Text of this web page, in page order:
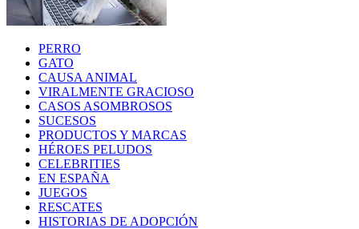
PERRO
GATO
CAUSA ANIMAL
VIRALMENTE GRACIOSO
CASOS ASOMBROSOS
SUCESOS
PRODUCTOS Y MARCAS
HÉROES PELUDOS
CELEBRITIES
EN ESPAÑA
JUEGOS
RESCATES
HISTORIAS DE ADOPCIÓN